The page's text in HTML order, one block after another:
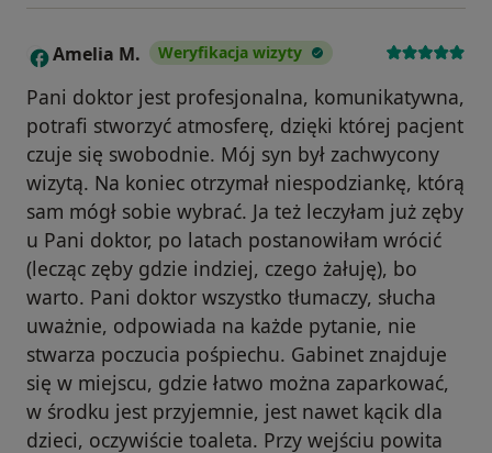
A Amelia M. Weryfikacja wizyty
Pani doktor jest profesjonalna, komunikatywna,
potrafi stworzyć atmosferę, dzięki której pacjent
czuje się swobodnie. Mój syn był zachwycony
wizytą. Na koniec otrzymał niespodziankę, którą
sam mógł sobie wybrać. Ja też leczyłam już zęby
u Pani doktor, po latach postanowiłam wrócić
(lecząc zęby gdzie indziej, czego żałuję), bo
warto. Pani doktor wszystko tłumaczy, słucha
uważnie, odpowiada na każde pytanie, nie
stwarza poczucia pośpiechu. Gabinet znajduje
się w miejscu, gdzie łatwo można zaparkować,
w środku jest przyjemnie, jest nawet kącik dla
dzieci, oczywiście toaleta. Przy wejściu powita